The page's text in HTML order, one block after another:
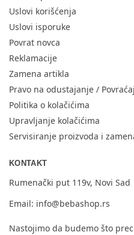
Uslovi korišćenja
Uslovi isporuke
Povrat novca
Reklamacije
Zamena artikla
Pravo na odustajanje /
Politika o kolačićima
Upravljanje kolačićima
Servisiranje proizvoda i
KONTAKT
Rumenački put 119v, Novi Sad
Email: info@bebashop.rs
Nastojimo da budemo što